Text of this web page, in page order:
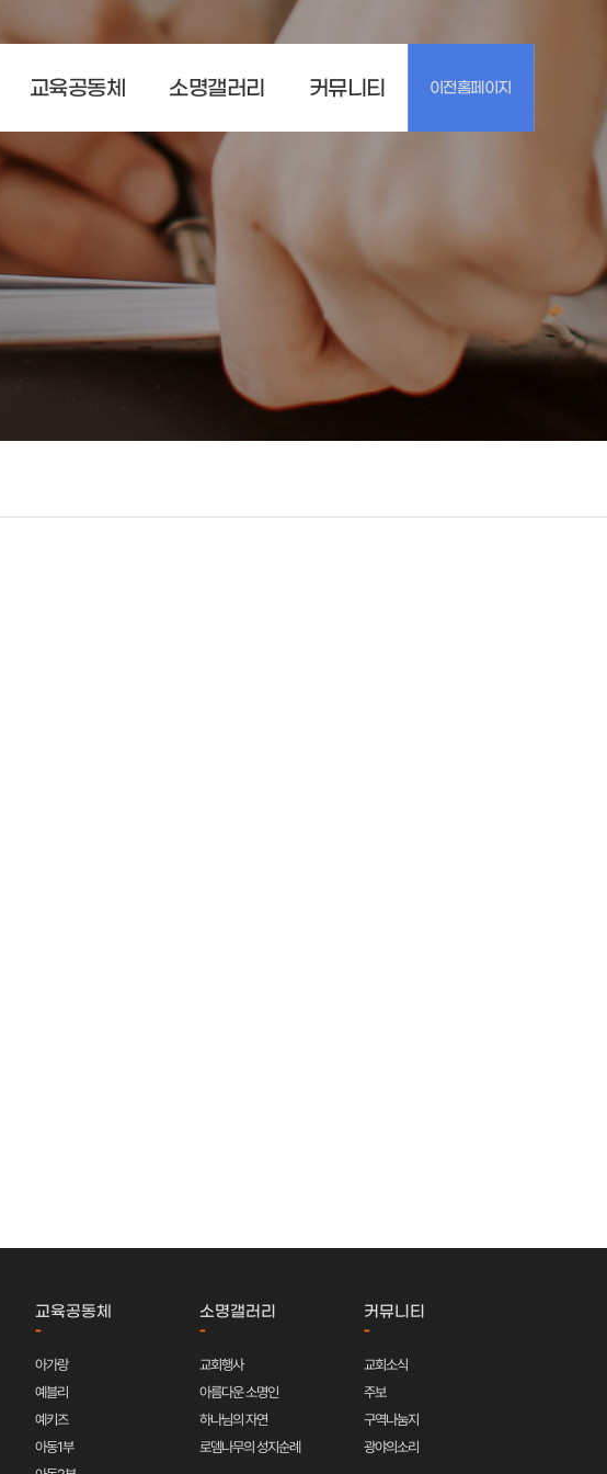
교육공동체 소명갤러리 커뮤니티 이전홈페이지
교육공동체
-
아가랑
예블리
예키즈
아동1부
소명갤러리
-
교회행사
아름다운 소명인
하나님의 자연
로뎀나무의 성지순례
커뮤니티
-
교회소식
주보
구역나눔지
광야의소리